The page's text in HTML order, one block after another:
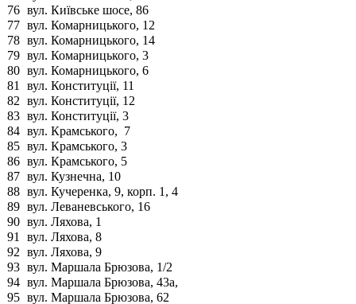
76 вул. Київське шосе, 86
77 вул. Комарницького, 12
78 вул. Комарницького, 14
79 вул. Комарницького, 3
80 вул. Комарницького, 6
81
вул. Конституції, 11
82 вул. Конституції, 12
83 вул. Конституції, 3
84 вул. Крамського, 7
85 вул. Крамського, 3
86 вул. Крамського, 5
87 вул. Кузнечна, 10
88 вул. Кучеренка, 9, корп. 1, 4
89 вул. Леваневського, 16
90 вул. Ляхова, 1
91
вул. Ляхова, 8
92 вул. Ляхова, 9
93 вул. Маршала Брюзова, 1/2
94 вул. Маршала Брюзова, 43а,
95 вул. Маршала Брюзова, 62